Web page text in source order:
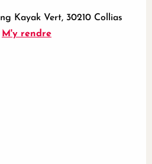
Kayak Vert, 30210 Collias
M'y rendre